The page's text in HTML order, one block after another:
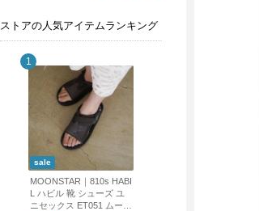
ストアの人気アイテムランキング
sale
MOONSTAR｜810s HABI
L ハビル 靴 シューズ ユ
ニセックス ET051 ムーン